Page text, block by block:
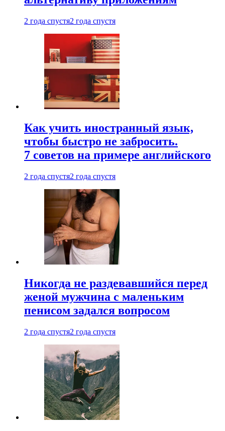
2 года спустя2 года спустя
Как учить иностранный язык,
чтобы быстро не забросить.
7 советов на примере английского
2 года спустя2 года спустя
Никогда не раздевавшийся перед
женой мужчина с маленьким
пенисом задался вопросом
2 года спустя2 года спустя